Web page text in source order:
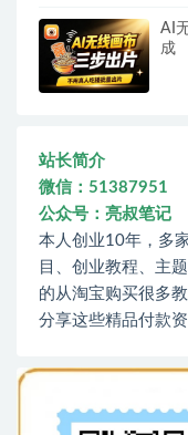
AI
成
站长简介
微信：51387951
公众号：亮叔笔记
本人创业10年，多
目、创业教程、主
的从淘宝购买很多
分享这些精品付款资